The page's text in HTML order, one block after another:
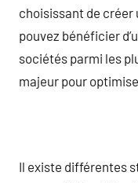
choisissant de créer
pouvez bénéficier
sociétés parmi les
majeur pour
Il existe différentes